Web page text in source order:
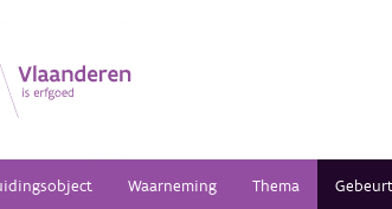
Waarneming Thema